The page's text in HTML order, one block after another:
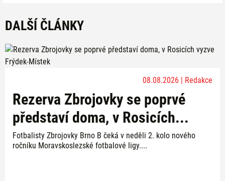
DALŠÍ ČLÁNKY
08.08.2026 | Redakce
Rezerva Zbrojovky se poprvé
představí doma, v Rosicích...
Fotbalisty Zbrojovky Brno B čeká v neděli 2. kolo nového
ročníku Moravskoslezské fotbalové ligy....